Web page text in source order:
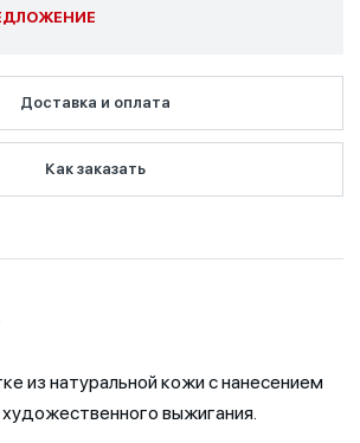
Доставка и оплата
Как заказать
из натуральной кожи с нанесением
выжигания.